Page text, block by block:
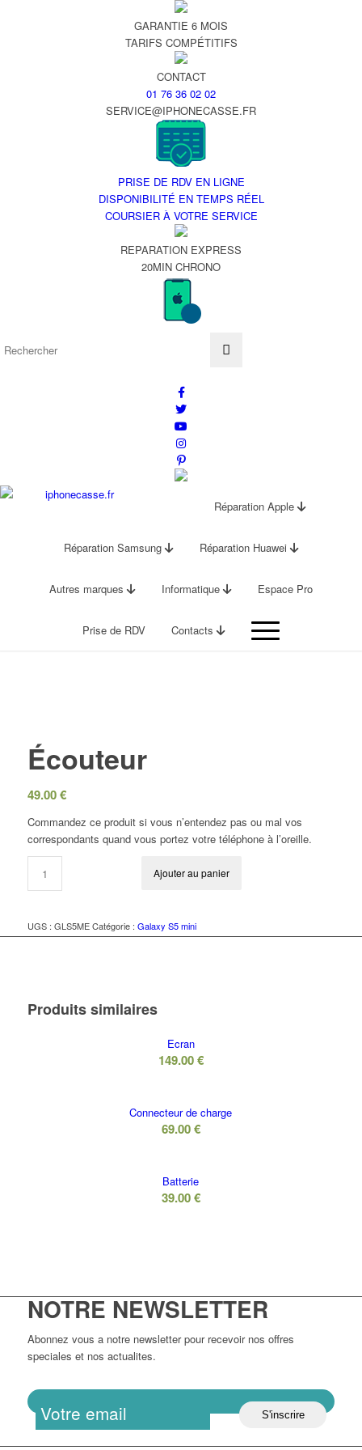
GARANTIE 6 MOIS
TARIFS COMPÉTITIFS
CONTACT
01 76 36 02 02
SERVICE@IPHONECASSE.FR
PRISE DE RDV EN LIGNE
DISPONIBILITÉ EN TEMPS RÉEL
COURSIER À VOTRE SERVICE
REPARATION EXPRESS
20MIN CHRONO
Réparation Apple
Réparation Samsung Réparation Huawei
Autres marques Informatique Espace Pro
Prise de RDV Contacts
Écouteur
49.00€
Commandez ce produit si vous n’entendez pas ou mal vos
correspondants quand vous portez votre téléphone à l’oreille.
Ajouter au panier
UGS : GLS5ME Catégorie : Galaxy S5 mini
Produits similaires
Ecran
149.00€
Connecteur de charge
69.00€
Batterie
39.00€
NOTRE NEWSLETTER
Abonnez vous a notre newsletter pour recevoir nos offres
speciales et nos actualites.